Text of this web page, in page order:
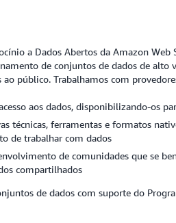
a Dados Abertos da Amazon Web
de conjuntos de dados de alto
público. Trabalhamos com
aos dados, disponibilizando-os
técnicas, ferramentas e formatos
de trabalhar com dados
de comunidades que se
compartilhados
de dados com suporte do